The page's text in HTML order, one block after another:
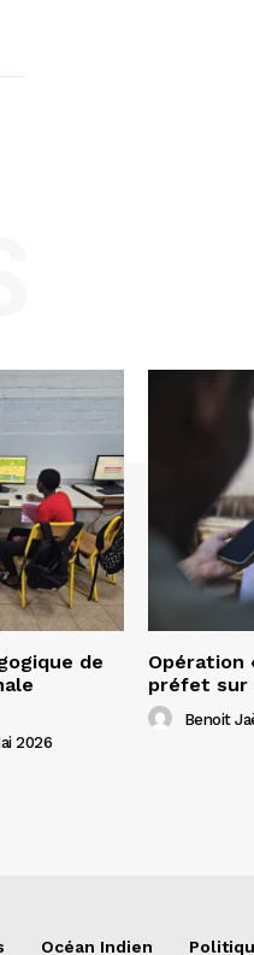
de
2026
Opération
préfet sur
Benoit
Océan Indien